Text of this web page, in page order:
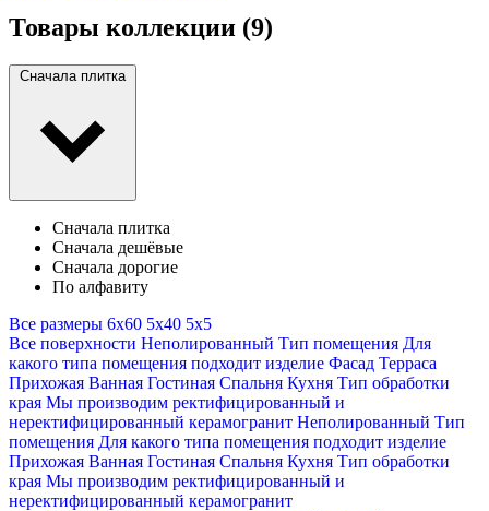
Товары коллекции (9)
Сначала плитка
Сначала плитка
Сначала дешёвые
Сначала дорогие
По алфавиту
Все размеры 6x60 5x40 5x5
Все поверхности Неполированный Тип помещения Для
какого типа помещения подходит изделие Фасад Терраса
Прихожая Ванная Гостиная Спальня Кухня Тип обработки
края Мы производим ректифицированный и
неректифицированный керамогранит Неполированный Тип
помещения Для какого типа помещения подходит изделие
Прихожая Ванная Гостиная Спальня Кухня Тип обработки
края Мы производим ректифицированный и
неректифицированный керамогранит